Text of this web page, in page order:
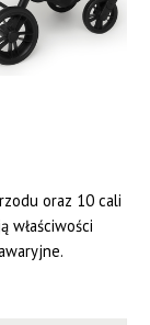
oraz 10 cali
właściwości